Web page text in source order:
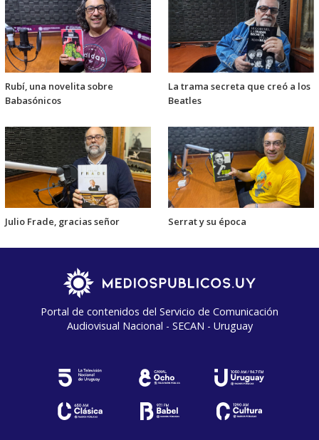
Rubí, una novelita sobre
Babasónicos
La trama secreta que creó a los
Beatles
Julio Frade, gracias señor Serrat y su época
Portal de contenidos del Servicio de Comunicación
Audiovisual Nacional - SECAN - Uruguay